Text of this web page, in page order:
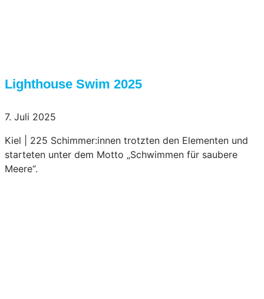
Lighthouse Swim 2025
7. Juli 2025
Kiel | 225 Schimmer:innen trotzten den Elementen und
starteten unter dem Motto „Schwimmen für saubere
Meere“.